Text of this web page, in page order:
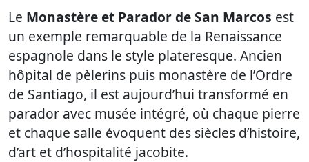
Le Monastère et Parador de San Marcos est
un exemple remarquable de la Renaissance
espagnole dans le style plateresque. Ancien
hôpital de pèlerins puis monastère de l’Ordre
de Santiago, il est aujourd’hui transformé en
parador avec musée intégré, où chaque pierre
et chaque salle évoquent des siècles d’histoire,
d’art et d’hospitalité jacobite.